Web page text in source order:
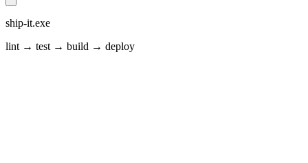
ship-it.exe
lint → test → build → deploy